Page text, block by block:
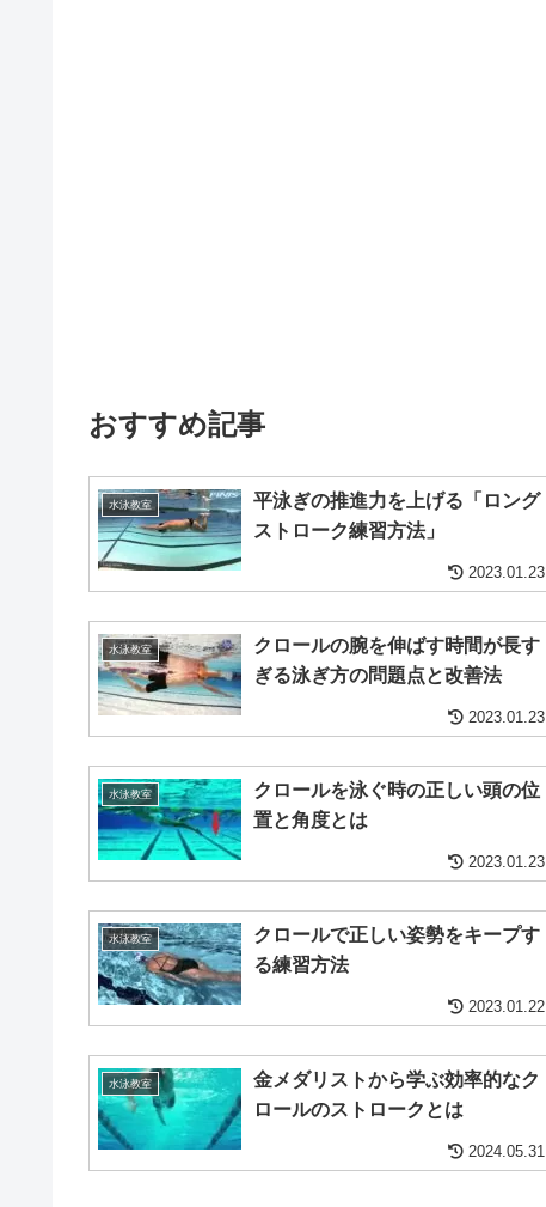
おすすめ記事
水泳教室
平泳ぎの推進力を上げる「ロング
ストローク練習方法」
2023.01.23
水泳教室
クロールの腕を伸ばす時間が長す
ぎる泳ぎ方の問題点と改善法
2023.01.23
水泳教室
クロールを泳ぐ時の正しい頭の位
置と角度とは
2023.01.23
水泳教室
クロールで正しい姿勢をキープす
る練習方法
2023.01.22
水泳教室
金メダリストから学ぶ効率的なク
ロールのストロークとは
2024.05.31